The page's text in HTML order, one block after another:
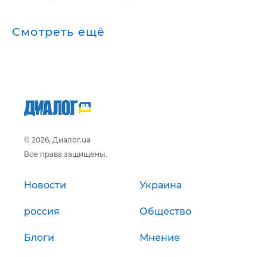
Смотреть ещё
© 2026, Диалог.ua
Все права защищены.
Новости Украина
россия Общество
Блоги Мнение